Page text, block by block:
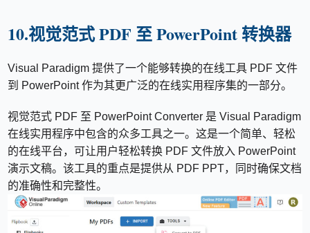
10.视觉范式 PDF 至 PowerPoint 转换器
Visual Paradigm 提供了一个能够转换的在线工具 PDF 文件
到 PowerPoint 作为其更广泛的在线实用程序集的一部分。
视觉范式 PDF 至 PowerPoint Converter 是 Visual Paradigm
在线实用程序中包含的众多工具之一。这是一个简单、轻松
的在线平台，可让用户轻松转换 PDF 文件放入 PowerPoint
演示文稿。该工具的重点是提供从 PDF PPT，同时确保文档
的准确性和完整性。